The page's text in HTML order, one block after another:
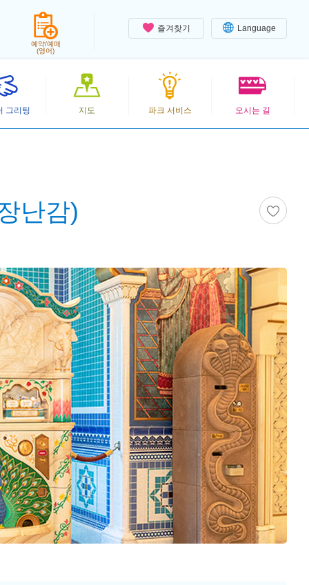
즐겨찾기 Language
예약/예매
(영어)
그리팅 지도 파크 서비스 오시는 길
난감)